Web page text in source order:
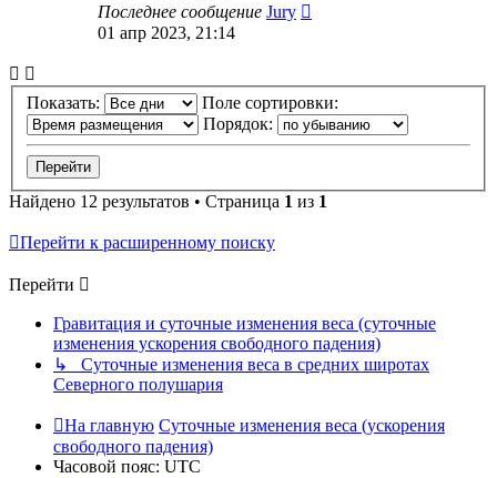
Последнее сообщение Jury
01 апр 2023, 21:14
Показать:
Поле сортировки:
Порядок:
Найдено 12 результатов • Страница 1 из 1
Перейти к расширенному поиску
Перейти
Гравитация и суточные изменения веса (суточные
изменения ускорения свободного падения)
↳ Суточные изменения веса в средних широтах
Северного полушария
На главную Суточные изменения веса (ускорения
свободного падения)
Часовой пояс: UTC